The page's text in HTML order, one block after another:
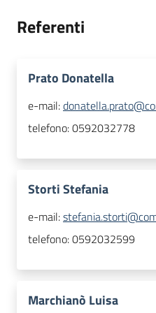
Referenti
Prato Donatella
e-mail:
telefono:0592032778
Storti Stefania
e-mail:
telefono:0592032599
Marchianò Luisa